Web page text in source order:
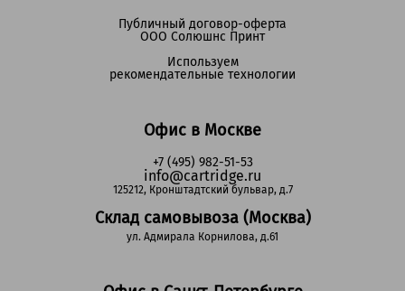
Офис в Москве
+7 (495) 982-51-53
info@cartridge.ru
125212, Кронштадтский бульвар, д.7
Склад самовывоза (Москва)
ул. Адмирала Корнилова, д.61
Публичный договор-оферта
ООО Солюшнс Принт
Используем
рекомендательные технологии